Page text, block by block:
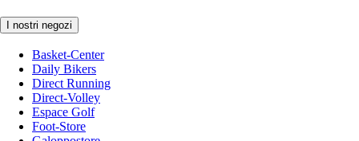
I nostri negozi
Basket-Center
Daily Bikers
Direct Running
Direct-Volley
Espace Golf
Foot-Store